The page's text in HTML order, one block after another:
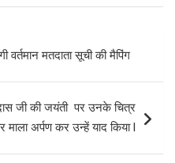
ar
मतदाता सूची की मैपिंग
जी की जयंती पर उनके चित्र
माला अर्पण कर उन्हें याद किया l